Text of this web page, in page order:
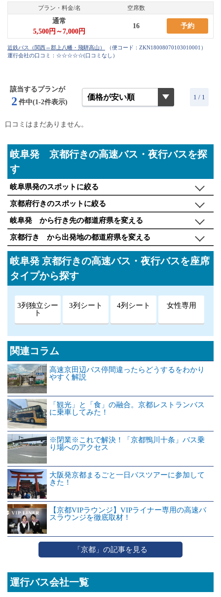
（便コード： ZKN18008070103010001 ）
運行会社の口コミ：☆☆☆☆☆(口コミなし）
プラン・料金/名 空席数
通常
5,500円～7,000円
16 予約
該当するプランが
2 件中(1-2件表示)
1 / 1
口コミはまだありません。
岐阜発 京都行きの高速バス・夜行バスを探
す
岐阜県発のスポットに絞る
京都府行きのスポットに絞る
岐阜発 から行き先の都道府県を変える
京都行き から出発地の都道府県を変える
岐阜発 京都行きの高速バス・夜行バスを座席
タイプから探す
3列独立シー
ト
3列シート 4列シート 女性専用
関連コラム
高速京田辺バス停間違ったらどうするをわかり
やすく解説
「観光」と「食」の融合。京都レストランバス
に乗車してみた！
※閉業※これで解決！「京都鴨川十条」バス乗
り場へのアクセス
大阪発京都まるごと一日バスツアーに参加して
きた！
【京都VIPラウンジ】VIPライナー専用の高速バ
スラウンジを徹底取材！
「京都」の記事を見る
運行バス会社一覧